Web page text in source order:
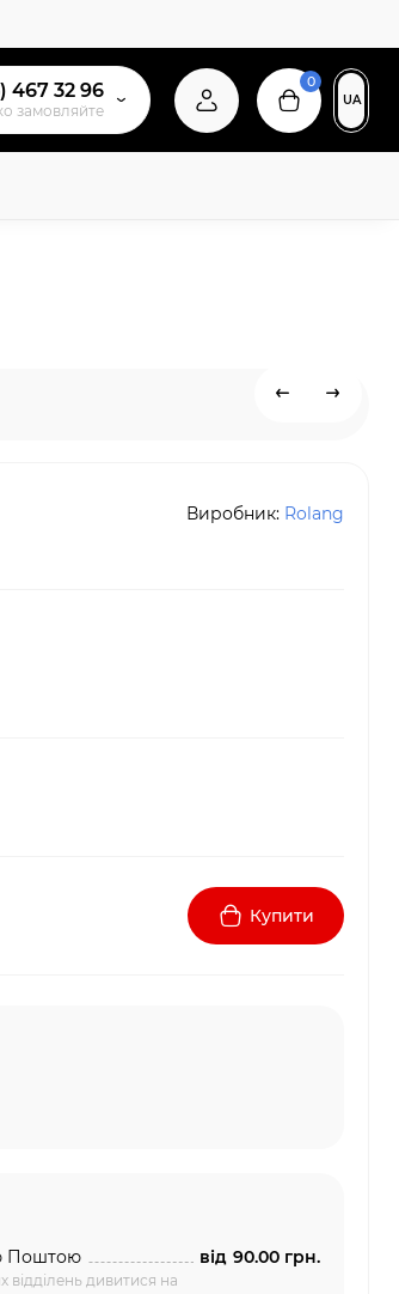
467 32 96
замовляйте
0
UA
Виробник: Rolang
Купити
Поштою
дивитися на
від 90.00 грн.